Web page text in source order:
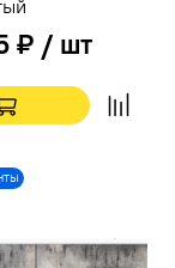
₽ / шт